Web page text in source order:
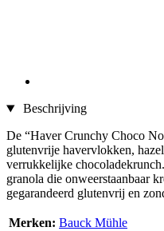
Beschrijving
De “Haver Crunchy Choco
glutenvrije havervlokken,
verrukkelijke
granola die onweerstaanbaar
gegarandeerd glutenvrij en
Merken: Bauck Mühle